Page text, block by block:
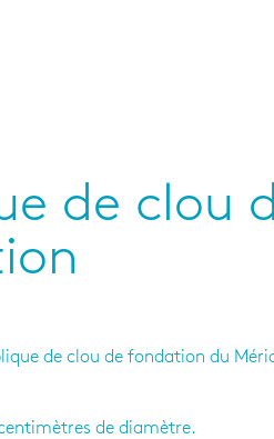
de clou
de clou de fondation du
de diamètre.